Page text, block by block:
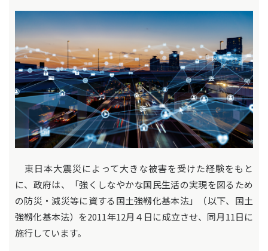
東日本大震災によって大きな被害を受けた経験をもと
に、政府は、「強くしなやかな国民生活の実現を図るため
の防災・減災等に資する国土強靱化基本法」（以下、国土
強靱化基本法）を2011年12月４日に成立させ、同月11日に
施行しています。